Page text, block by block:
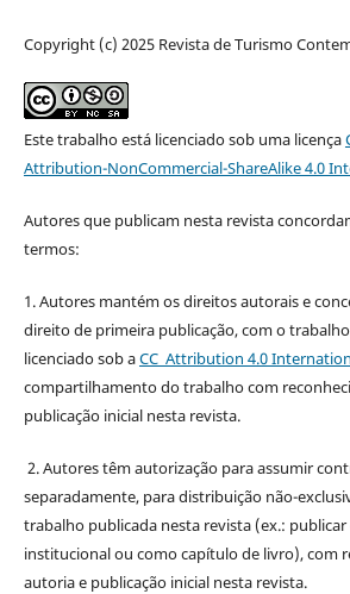
Copyright (c) 2025 Revista de Turismo
Este trabalho está licenciado sob uma licença
Attribution-NonCommercial-ShareAlike 4.0
Autores que publicam nesta revista
termos:
1. Autores mantém os direitos autorais e
direito de primeira publicação, com o
licenciado sob aCC Attribution 4.0
compartilhamento do trabalho com
publicação inicial nesta revista.
2. Autores têm autorização para assumir
separadamente, para distribuição não-
trabalho publicada nesta revista (ex.:
institucional ou como capítulo de livro), com
autoria e publicação inicial nesta revista.